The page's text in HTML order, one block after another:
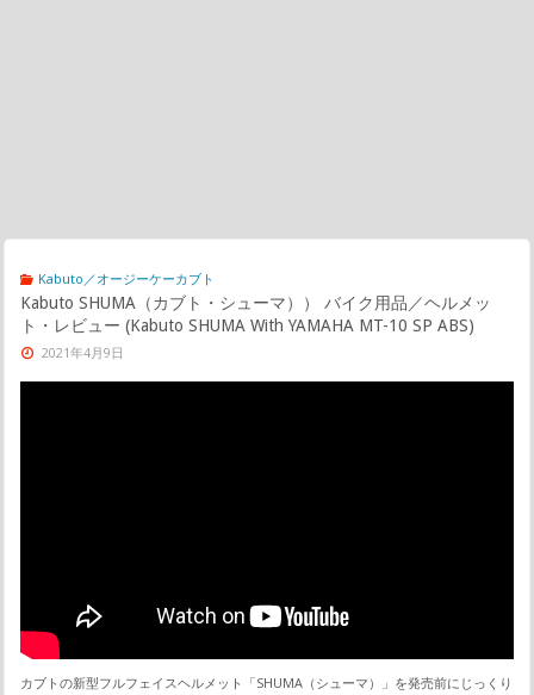
Kabuto／オージーケーカブト
Kabuto SHUMA（カブト・シューマ）） バイク用品／ヘルメッ
ト・レビュー (Kabuto SHUMA With YAMAHA MT-10 SP ABS)
2021年4月9日
カブトの新型フルフェイスヘルメット「SHUMA（シューマ）」を発売前にじっくり